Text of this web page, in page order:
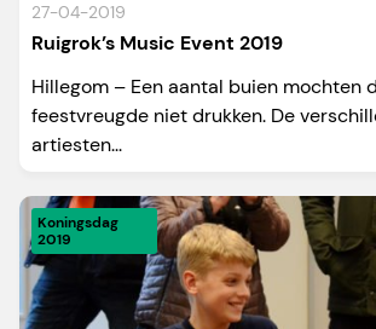
27-04-2019
Ruigrok’s Music Event 2019
Hillegom – Een aantal buien mochten
feestvreugde niet drukken. De
artiesten...
Koningsdag
2019